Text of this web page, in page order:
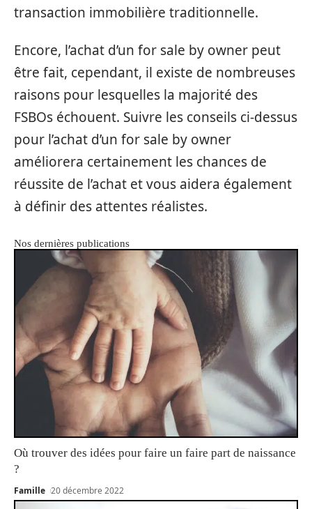
transaction immobilière traditionnelle.
Encore, l’achat d’un for sale by owner peut
être fait, cependant, il existe de nombreuses
raisons pour lesquelles la majorité des
FSBOs échouent. Suivre les conseils ci-dessus
pour l’achat d’un for sale by owner
améliorera certainement les chances de
réussite de l’achat et vous aidera également
à définir des attentes réalistes.
Nos dernières publications
Où trouver des idées pour faire un faire part de naissance
?
Famille 20 décembre 2022